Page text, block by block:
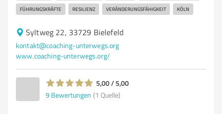
FÜHRUNGSKRÄFTE RESILIENZ VERÄNDERUNGSFÄHIGKEIT KÖLN
Syltweg 22, 33729 Bielefeld
kontakt@coaching-unterwegs.org
www.coaching-unterwegs.org/
5,00 / 5,00
9 Bewertungen (1 Quelle)